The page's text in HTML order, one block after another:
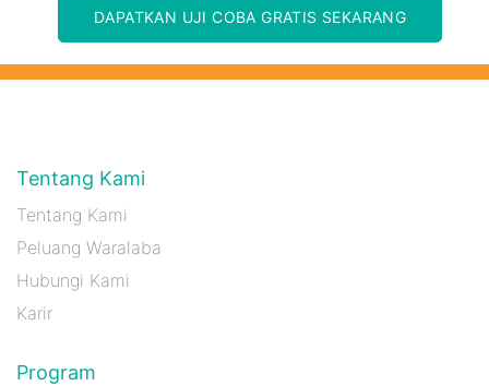
DAPATKAN UJI COBA GRATIS SEKARANG
Tentang Kami
Tentang Kami
Peluang Waralaba
Hubungi Kami
Karir
Program